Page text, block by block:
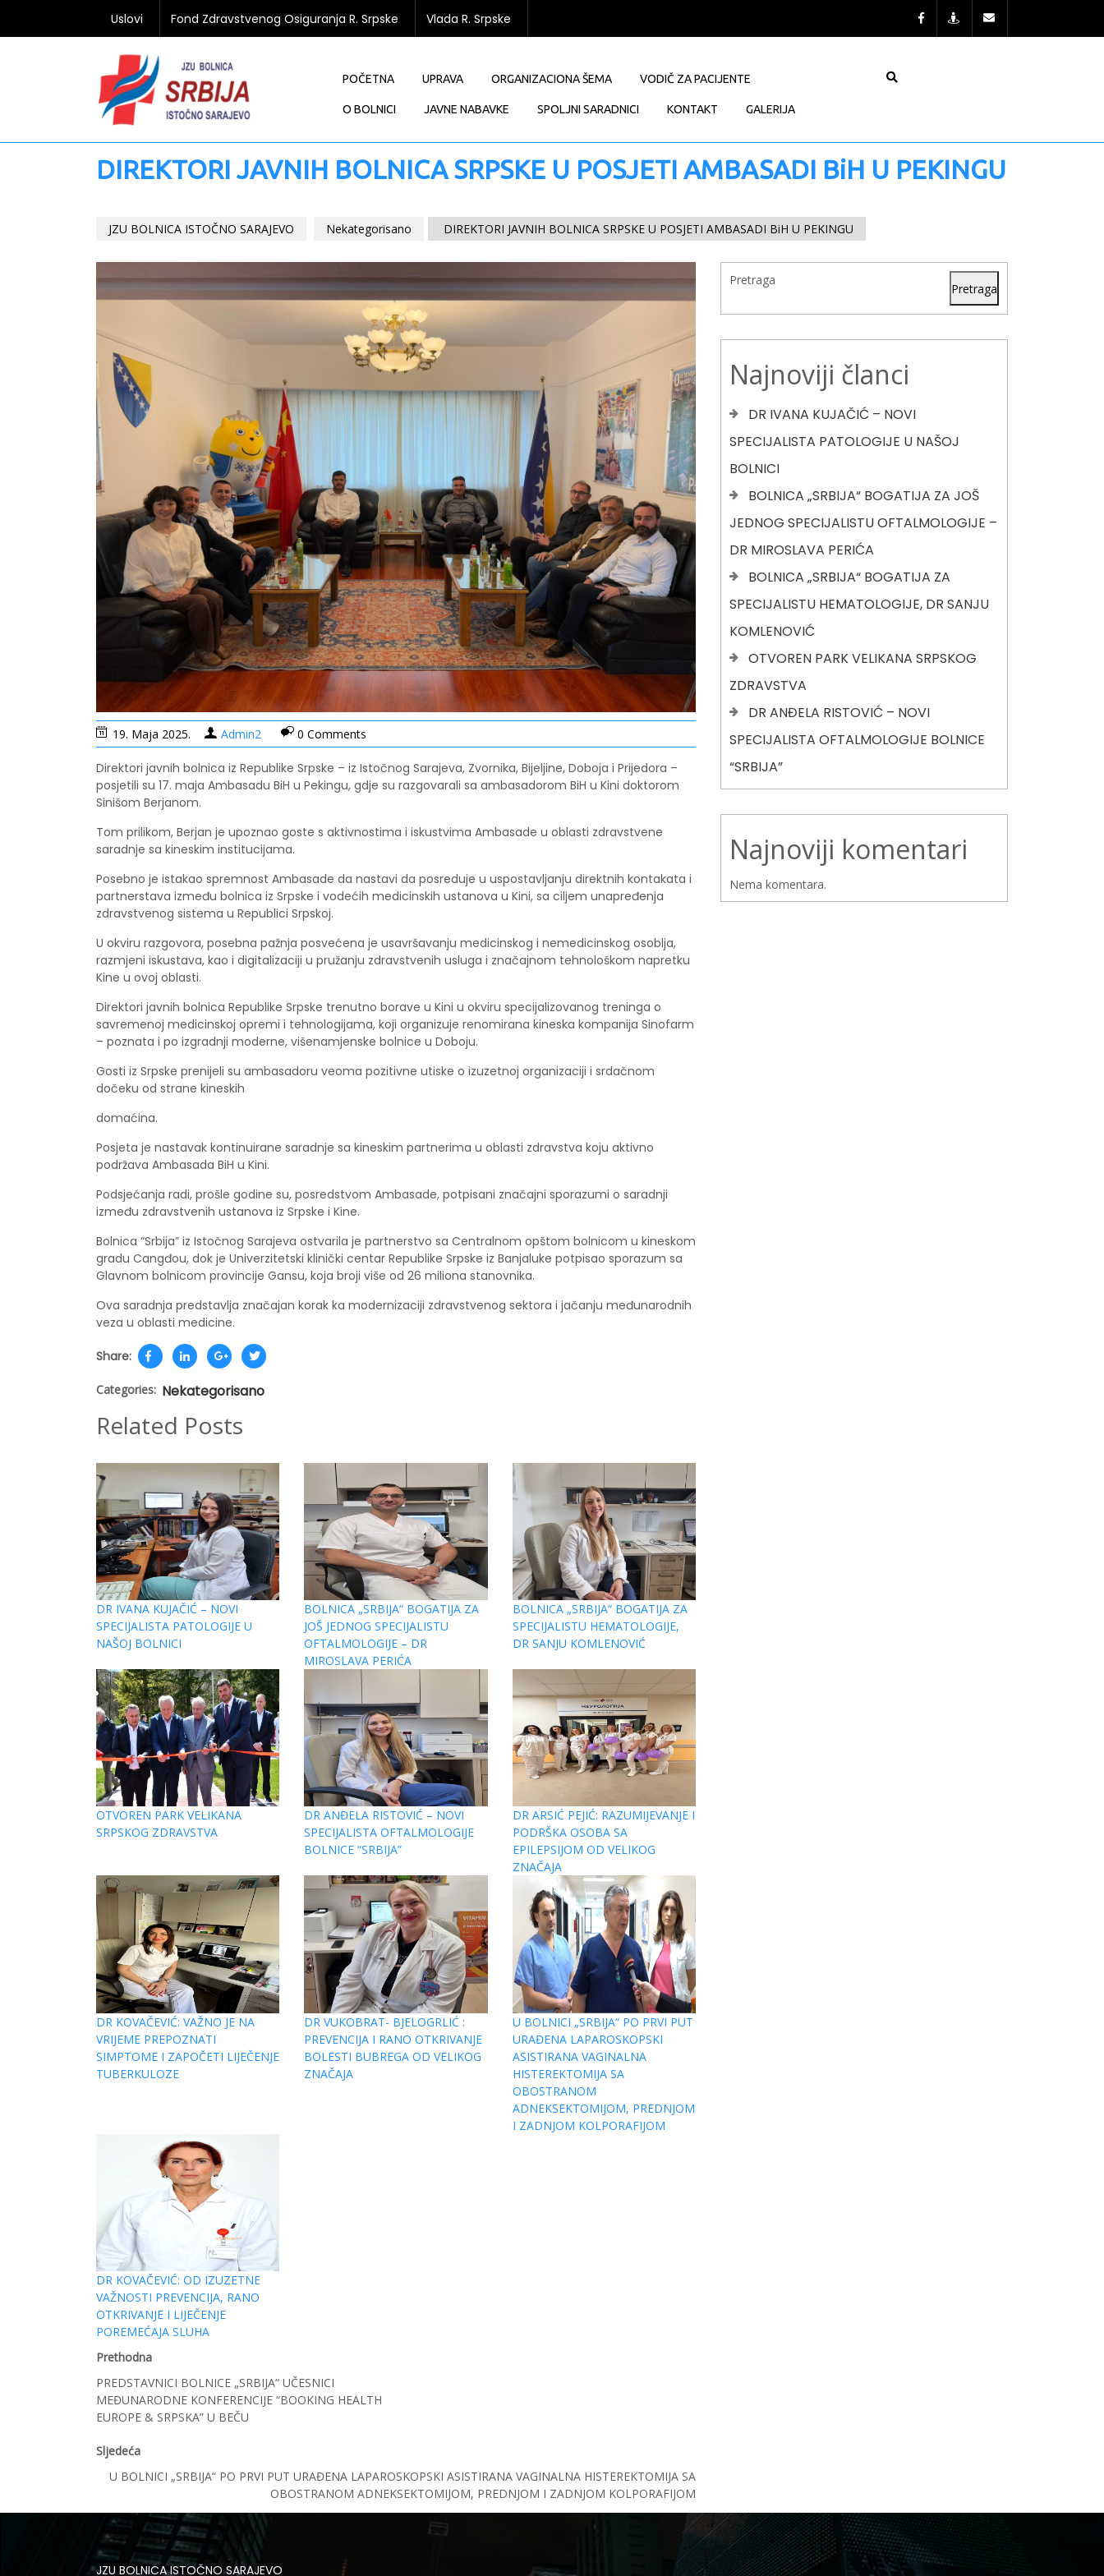
Uslovi Fond Zdravstvenog Osiguranja R. Srpske Vlada R. Srpske
POČETNA UPRAVA ORGANIZACIONA ŠEMA VODIČ ZA PACIJENTE
O BOLNICI JAVNE NABAVKE SPOLJNI SARADNICI KONTAKT GALERIJA
DIREKTORI JAVNIH BOLNICA SRPSKE U POSJETI AMBASADI BiH U PEKINGU
JZU BOLNICA ISTOČNO SARAJEVO Nekategorisano DIREKTORI JAVNIH BOLNICA SRPSKE U POSJETI AMBASADI BiH U PEKINGU
19. Maja 2025. Admin2 0 Comments
Direktori javnih bolnica iz Republike Srpske – iz Istočnog Sarajeva, Zvornika, Bijeljine, Doboja i Prijedora –
posjetili su 17. maja Ambasadu BiH u Pekingu, gdje su razgovarali sa ambasadorom BiH u Kini doktorom
Sinišom Berjanom.
Tom prilikom, Berjan je upoznao goste s aktivnostima i iskustvima Ambasade u oblasti zdravstvene
saradnje sa kineskim institucijama.
Posebno je istakao spremnost Ambasade da nastavi da posreduje u uspostavljanju direktnih kontakata i
partnerstava između bolnica iz Srpske i vodećih medicinskih ustanova u Kini, sa ciljem unapređenja
zdravstvenog sistema u Republici Srpskoj.
U okviru razgovora, posebna pažnja posvećena je usavršavanju medicinskog i nemedicinskog osoblja,
razmjeni iskustava, kao i digitalizaciji u pružanju zdravstvenih usluga i značajnom tehnološkom napretku
Kine u ovoj oblasti.
Direktori javnih bolnica Republike Srpske trenutno borave u Kini u okviru specijalizovanog treninga o
savremenoj medicinskoj opremi i tehnologijama, koji organizuje renomirana kineska kompanija Sinofarm
– poznata i po izgradnji moderne, višenamjenske bolnice u Doboju.
Gosti iz Srpske prenijeli su ambasadoru veoma pozitivne utiske o izuzetnoj organizaciji i srdačnom
dočeku od strane kineskih
domaćina.
Posjeta je nastavak kontinuirane saradnje sa kineskim partnerima u oblasti zdravstva koju aktivno
podržava Ambasada BiH u Kini.
Podsjećanja radi, prošle godine su, posredstvom Ambasade, potpisani značajni sporazumi o saradnji
između zdravstvenih ustanova iz Srpske i Kine.
Bolnica “Srbija” iz Istočnog Sarajeva ostvarila je partnerstvo sa Centralnom opštom bolnicom u kineskom
gradu Cangđou, dok je Univerzitetski klinički centar Republike Srpske iz Banjaluke potpisao sporazum sa
Glavnom bolnicom provincije Gansu, koja broji više od 26 miliona stanovnika.
Ova saradnja predstavlja značajan korak ka modernizaciji zdravstvenog sektora i jačanju međunarodnih
veza u oblasti medicine.
Share:
Categories: Nekategorisano
Related Posts
DR IVANA KUJAČIĆ – NOVI
SPECIJALISTA PATOLOGIJE U
NAŠOJ BOLNICI
BOLNICA „SRBIJA“ BOGATIJA ZA
JOŠ JEDNOG SPECIJALISTU
OFTALMOLOGIJE – DR
MIROSLAVA PERIĆA
BOLNICA „SRBIJA“ BOGATIJA ZA
SPECIJALISTU HEMATOLOGIJE,
DR SANJU KOMLENOVIĆ
OTVOREN PARK VELIKANA
SRPSKOG ZDRAVSTVA
DR ANĐELA RISTOVIĆ – NOVI
SPECIJALISTA OFTALMOLOGIJE
BOLNICE “SRBIJA”
DR ARSIĆ PEJIĆ: RAZUMIJEVANJE I
PODRŠKA OSOBA SA
EPILEPSIJOM OD VELIKOG
ZNAČAJA
DR KOVAČEVIĆ: VAŽNO JE NA
VRIJEME PREPOZNATI
SIMPTOME I ZAPOČETI LIJEČENJE
TUBERKULOZE
DR VUKOBRAT- BJELOGRLIĆ :
PREVENCIJA I RANO OTKRIVANJE
BOLESTI BUBREGA OD VELIKOG
ZNAČAJA
U BOLNICI „SRBIJA“ PO PRVI PUT
URAĐENA LAPAROSKOPSKI
ASISTIRANA VAGINALNA
HISTEREKTOMIJA SA
OBOSTRANOM
ADNEKSEKTOMIJOM, PREDNJOM
I ZADNJOM KOLPORAFIJOM
DR KOVAČEVIĆ: OD IZUZETNE
VAŽNOSTI PREVENCIJA, RANO
OTKRIVANJE I LIJEČENJE
POREMEĆAJA SLUHA
Prethodna
PREDSTAVNICI BOLNICE „SRBIJA“ UČESNICI
MEĐUNARODNE KONFERENCIJE “BOOKING HEALTH
EUROPE & SRPSKA” U BEČU
Sljedeća
U BOLNICI „SRBIJA“ PO PRVI PUT URAĐENA LAPAROSKOPSKI ASISTIRANA VAGINALNA HISTEREKTOMIJA SA
OBOSTRANOM ADNEKSEKTOMIJOM, PREDNJOM I ZADNJOM KOLPORAFIJOM
Pretraga
Pretraga
Najnoviji članci
DR IVANA KUJAČIĆ – NOVI
SPECIJALISTA PATOLOGIJE U NAŠOJ
BOLNICI
BOLNICA „SRBIJA“ BOGATIJA ZA JOŠ
JEDNOG SPECIJALISTU OFTALMOLOGIJE –
DR MIROSLAVA PERIĆA
BOLNICA „SRBIJA“ BOGATIJA ZA
SPECIJALISTU HEMATOLOGIJE, DR SANJU
KOMLENOVIĆ
OTVOREN PARK VELIKANA SRPSKOG
ZDRAVSTVA
DR ANĐELA RISTOVIĆ – NOVI
SPECIJALISTA OFTALMOLOGIJE BOLNICE
“SRBIJA”
Najnoviji komentari
Nema komentara.
JZU BOLNICA ISTOČNO SARAJEVO